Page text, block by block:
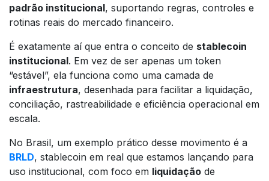
padrão institucional, suportando regras, controles e
rotinas reais do mercado financeiro.
É exatamente aí que entra o conceito de stablecoin
institucional. Em vez de ser apenas um token
“estável”, ela funciona como uma camada de
infraestrutura, desenhada para facilitar a liquidação,
conciliação, rastreabilidade e eficiência operacional em
escala.
No Brasil, um exemplo prático desse movimento é a
BRLD, stablecoin em real que estamos lançando para
uso institucional, com foco em liquidação de